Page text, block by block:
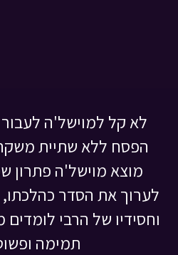
לא קל למוישל'ה
הפסח ללא שתיית
מוצא מוישל'ה פתרון
לערוך את הסדר
וחסידיו של הרבי
תמימה